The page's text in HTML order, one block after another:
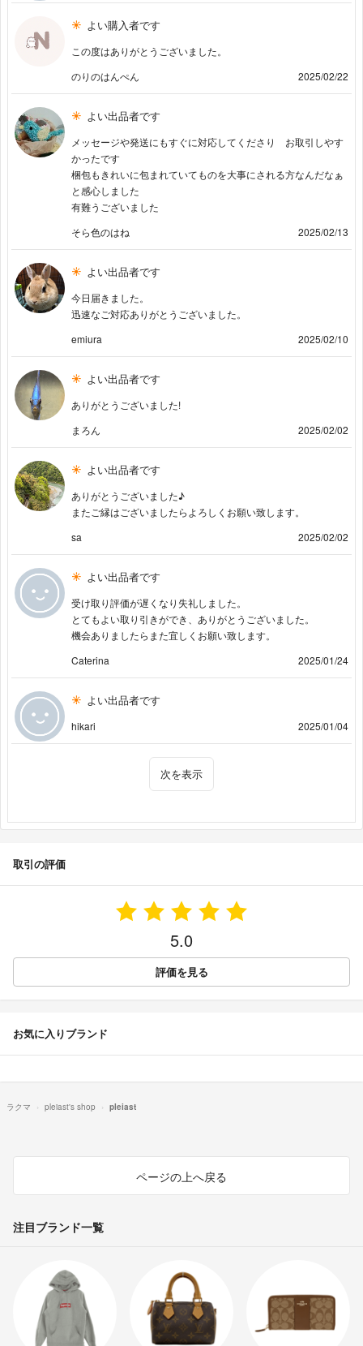
よい購入者です
この度はありがとうございました。
のりのはんぺん
2025/02/22
よい出品者です
メッセージや発送にもすぐに対応してくださり お取引しやす
かったです
梱包もきれいに包まれていてものを大事にされる方なんだなぁ
と感心しました
有難うございました
そら色のはね
2025/02/13
よい出品者です
今日届きました。
迅速なご対応ありがとうございました。
emiura
2025/02/10
よい出品者です
ありがとうございました!
まろん
2025/02/02
よい出品者です
ありがとうございました♪
またご縁はございましたらよろしくお願い致します。
sa
2025/02/02
よい出品者です
受け取り評価が遅くなり失礼しました。
とてもよい取り引きができ、ありがとうございました。
機会ありましたらまた宜しくお願い致します。
Caterina
2025/01/24
よい出品者です
hikari 2025/01/04
次を表示
取引の評価
5.0
評価を見る
お気に入りブランド
ラクマ pleiast's shop pleiast
ページの上へ戻る
注目ブランド一覧